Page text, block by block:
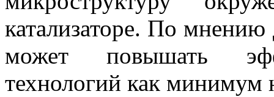
катализаторе. По
может повышать
технологий как минимум